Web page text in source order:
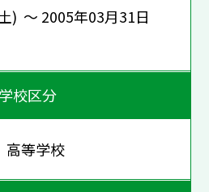
) ～ 2005年03月31日
学校区分
等学校